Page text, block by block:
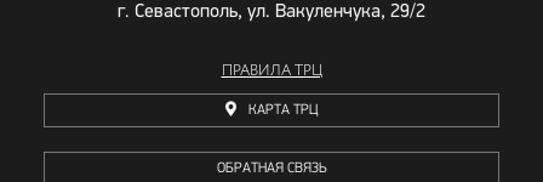
г. Севастополь, ул. Вакуленчука, 29/2
ПРАВИЛА ТРЦ
КАРТА ТРЦ
ОБРАТНАЯ СВЯЗЬ